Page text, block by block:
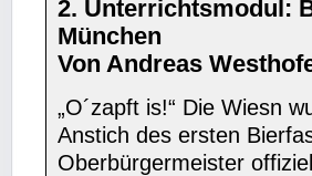
2. Unterrichtsmodul:
München
Von Andreas
„O´zapft is!“ Die Wiesn
Anstich des ersten
Oberbürgermeister